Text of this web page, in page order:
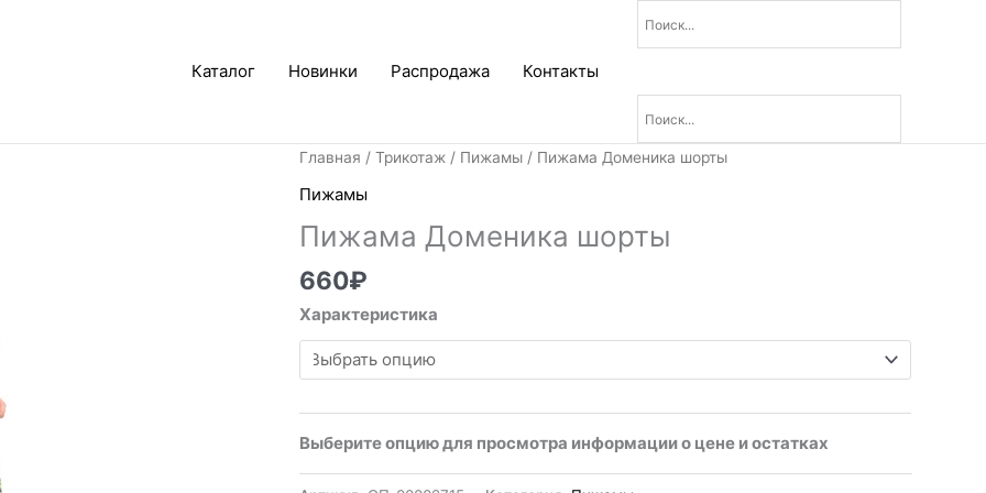
Каталог Новинки Распродажа Контакты
Главная /Трикотаж / Пижамы / Пижама Доменика шорты
Пижамы
Пижама Доменика шорты
660₽
Характеристика
Выберите опцию для просмотра информации о цене и остатках